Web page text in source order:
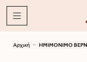
Αρχική ΗΜΙΜΟΝΙΜΟ